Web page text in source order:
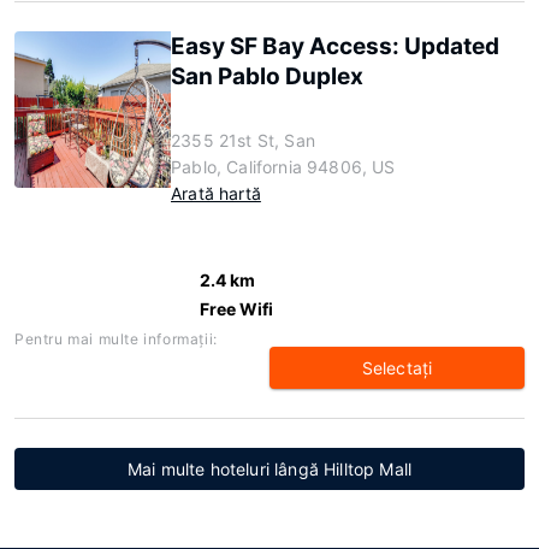
Easy SF Bay Access: Updated
San Pablo Duplex
2355 21st St, San
Pablo, California 94806, US
Arată hartă
2.4 km
Free Wifi
Pentru mai multe informaţii:
Selectaţi
Mai multe hoteluri lângă Hilltop Mall